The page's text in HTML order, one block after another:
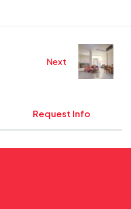
Next
Request Info